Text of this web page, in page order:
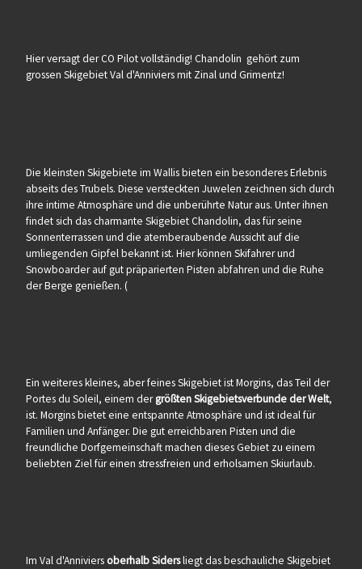
Hier versagt der CO Pilot vollständig! Chandolin gehört zum
grossen Skigebiet Val d'Anniviers mit Zinal und Grimentz!
Die kleinsten Skigebiete im Wallis bieten ein besonderes Erlebnis
abseits des Trubels. Diese versteckten Juwelen zeichnen sich durch
ihre intime Atmosphäre und die unberührte Natur aus. Unter ihnen
findet sich das charmante Skigebiet Chandolin, das für seine
Sonnenterrassen und die atemberaubende Aussicht auf die
umliegenden Gipfel bekannt ist. Hier können Skifahrer und
Snowboarder auf gut präparierten Pisten abfahren und die Ruhe
der Berge genießen. (
Ein weiteres kleines, aber feines Skigebiet ist Morgins, das Teil der
Portes du Soleil, einem dergrößten Skigebietsverbunde der Welt,
ist. Morgins bietet eine entspannte Atmosphäre und ist ideal für
Familien und Anfänger. Die gut erreichbaren Pisten und die
freundliche Dorfgemeinschaft machen dieses Gebiet zu einem
beliebten Ziel für einen stressfreien und erholsamen Skiurlaub.
Im Val d'Anniviersoberhalb Sidersliegt das beschauliche Skigebiet